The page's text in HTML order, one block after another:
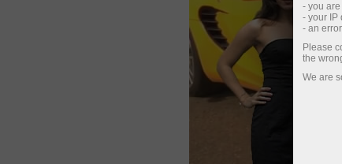
- you
- your IP
- an
Please
the
We are